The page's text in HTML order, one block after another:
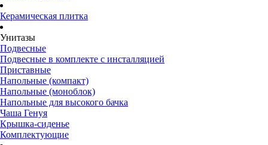
Керамическая плитка
Унитазы
Подвесные
Подвесные в комплекте с инсталляцией
Приставные
Напольные (компакт)
Напольные (моноблок)
Напольные для высокого бачка
Чаша Генуя
Крышка-сиденье
Комплектующие